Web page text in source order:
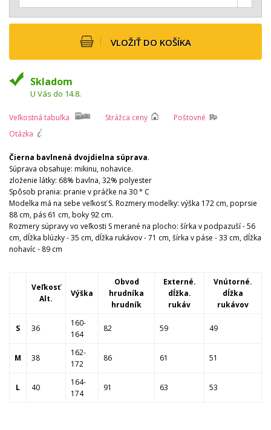
VLOŽIŤ DO KOŠÍKA
Skladom
U Vás do 14.8.
Veľkostná tabuľka Strážca ceny
Poštovné
Otázka
Čierna bavlnená dvojdielna súprava.
Súprava obsahuje: mikinu, nohavice.
zloženie látky: 68% bavlna, 32% polyester
Spôsob prania: pranie v práčke na 30 ° C
Modelka má na sebe veľkosť S. Rozmery modelky: výška 172 cm, poprsie
88 cm, pás 61 cm, boky 92 cm.
Rozmery súpravy vo veľkosti S merané na plocho: šírka v podpazuší - 56
cm, dĺžka blúzky - 35 cm, dĺžka rukávov - 71 cm, šírka v páse - 33 cm, dĺžka
nohavíc - 89 cm
Veľkosť
Alt.
Výška
Obvod
hrudníka
hrudník
Externé.
dĺžka.
rukáv
Vnútorné.
dĺžka
rukávov
S 36
160-
164
82 59 49
M 38
162-
172
86 61 51
L 40
164-
174
91 63 53